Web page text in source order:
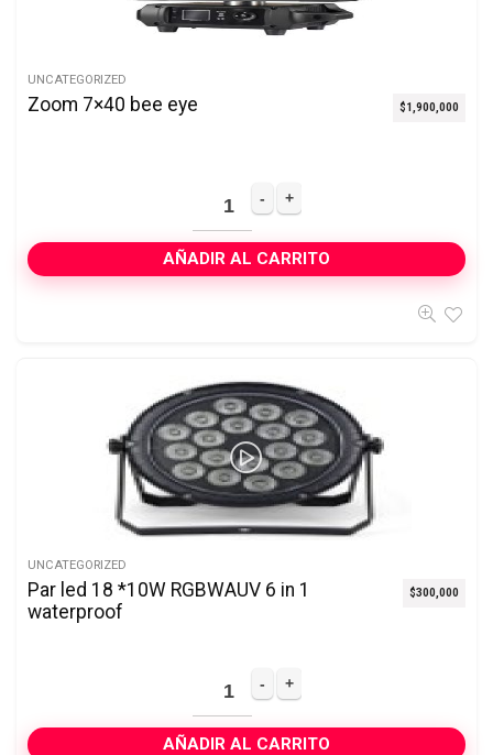
UNCATEGORIZED
Zoom 7×40 bee eye $1,900,000
AÑADIR AL CARRITO
UNCATEGORIZED
Par led 18 *10W RGBWAUV 6 in 1
waterproof
$300,000
AÑADIR AL CARRITO